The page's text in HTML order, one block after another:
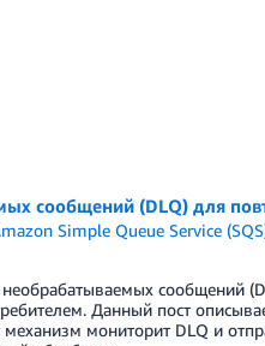
сообщений (DLQ) для
Simple Queue Service
сообщений
Данный пост
мониторит DLQ и